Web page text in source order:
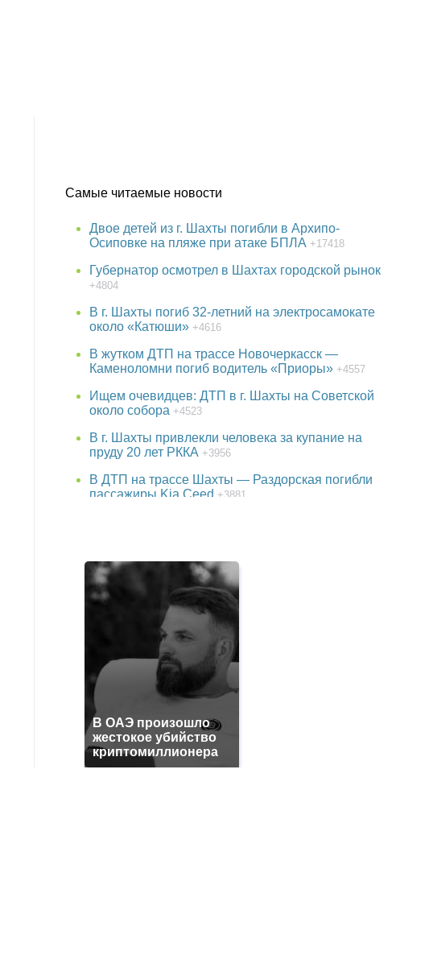
Самые читаемые новости
Двое детей из г. Шахты погибли в Архипо-
Осиповке на пляже при атаке БПЛА +17418
Губернатор осмотрел в Шахтах городской рынок
+4804
В г. Шахты погиб 32-летний на электросамокате
около «Катюши» +4616
В жутком ДТП на трассе Новочеркасск —
Каменоломни погиб водитель «Приоры» +4557
Ищем очевидцев: ДТП в г. Шахты на Советской
около собора +4523
В г. Шахты привлекли человека за купание на
пруду 20 лет РККА +3956
В ДТП на трассе Шахты — Раздорская погибли
пассажиры Kia Ceed +3881
38-летняя женщина пропала в Ростове-на-Дону
+3745
Детская шалость обернулась гибелью школьника
в Ростовской области +3528
Утонул в аквапарке 3-летний малыш в Батайске
в Ростовской области
+3247
Про убытки жителей г. Шахты из-за проблем с
электричеством
В г. Шахты погиб 26-летний мотоциклист на
мотоцикле FX MOTO
В ОАЭ произошло
жестокое убийство
криптомиллионера